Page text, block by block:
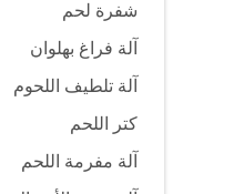
شفرة لحم
آلة فراغ بهلوان
آلة تلطيف اللحوم
كتر اللحم
آلة مفرمة اللحم